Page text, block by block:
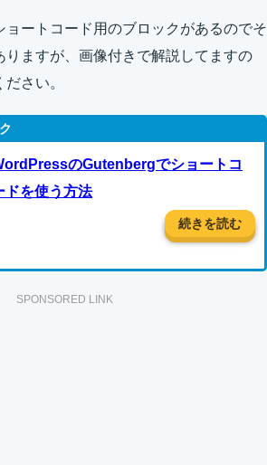
ョートコード用のブロックがあるのでそ
りますが、画像付きで解説してますの
さい。
のGutenbergでショートコ
ドを使う方法
続きを読む
SPONSORED LINK